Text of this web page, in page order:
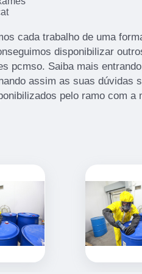
cada trabalho de uma
disponibilizar
pcmso. Saiba mais
assim as suas dúvidas
pelo ramo com a